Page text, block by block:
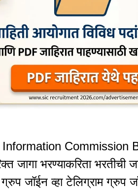
Commission
जागा भरण्याकरिता भरतीची
जॉईन व्हा टेलिग्राम ग्रुप